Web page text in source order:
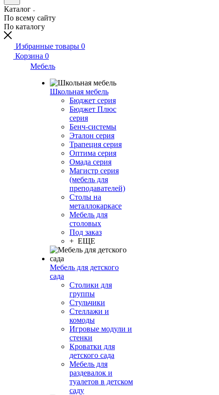
Каталог
По всему сайту
По каталогу
Избранные товары 0
Корзина 0
Мебель
Школьная мебель
Бюджет серия
Бюджет Плюс
серия
Бенч-системы
Эталон серия
Трапеция серия
Оптима серия
Омада серия
Магистр серия
(мебель для
преподавателей)
Столы на
металлокаркасе
Мебель для
столовых
Под заказ
+ ЕЩЕ
Мебель для детского
сада
Столики для
группы
Стульчики
Стеллажи и
комоды
Игровые модули и
стенки
Кроватки для
детского сада
Мебель для
раздевалок и
туалетов в детском
саду